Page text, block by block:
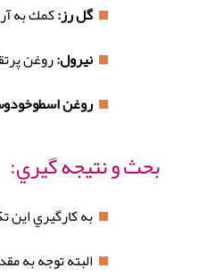
گل رز:كمك به
نيرول:روغن
روغن
بحث و نتيجه گيري:
به كارگيري
البته توجه به